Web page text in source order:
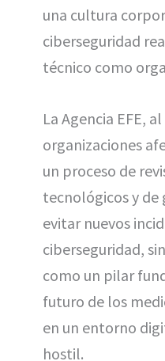
una cultura
ciberseguridad
técnico como
La Agencia EFE,
organizaciones
un proceso de
tecnológicos y de
evitar nuevos
ciberseguridad,
como un pilar
futuro de los
en un entorno
hostil.